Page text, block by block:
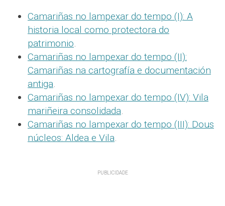
Camariñas no lampexar do tempo (I): A
historia local como protectora do
patrimonio.
Camariñas no lampexar do tempo (II):
Camariñas na cartografía e documentación
antiga.
Camariñas no lampexar do tempo (IV): Vila
mariñeira consolidada.
Camariñas no lampexar do tempo (III): Dous
núcleos: Aldea e Vila.